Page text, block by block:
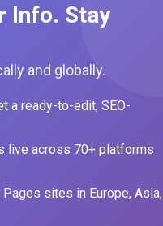
Info. Stay
and globally.
a ready-to-edit, SEO-
live across 70+ platforms
sites in Europe, Asia,